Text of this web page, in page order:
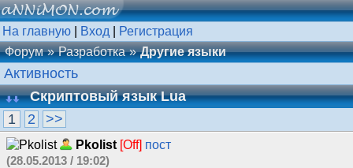
На главную Вход
Регистрация
Форум
Разработка Другие языки
Активность
Скриптовый язык Lua
1
2 >>
Pkolist [Off] пост
(28.05.2013 / 19:02)